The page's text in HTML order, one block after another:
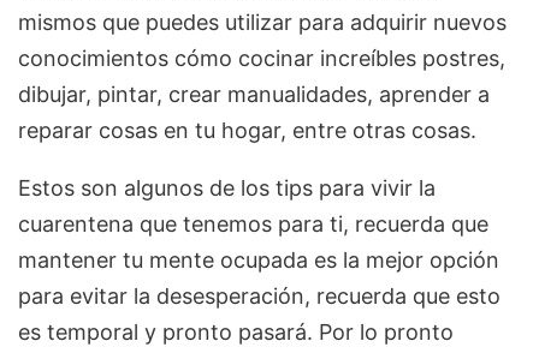
mismos que puedes utilizar para adquirir nuevos
conocimientos cómo cocinar increíbles postres,
dibujar, pintar, crear manualidades, aprender a
reparar cosas en tu hogar, entre otras cosas.
Estos son algunos de los tips para vivir la
cuarentena que tenemos para ti, recuerda que
mantener tu mente ocupada es la mejor opción
para evitar la desesperación, recuerda que esto
es temporal y pronto pasará. Por lo pronto